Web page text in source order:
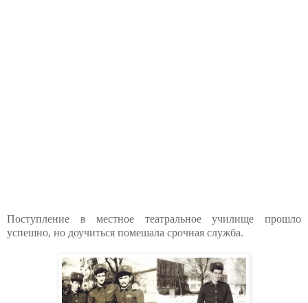
Поступление в местное театральное училище прошло
успешно, но доучиться помешала срочная служба.